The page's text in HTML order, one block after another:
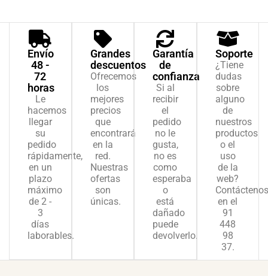
Envío
48 -
72
horas
Le
hacemos
llegar
su
pedido
rápidamente,
en un
plazo
máximo
de 2 -
3
días
laborables.
Grandes
descuentos
Ofrecemos
los
mejores
precios
que
encontrará
en la
red.
Nuestras
ofertas
son
únicas.
Garantía
de
confianza
Si al
recibir
el
pedido
no le
gusta,
no es
como
esperaba
o
está
dañado
puede
devolverlo.
Soporte
¿Tiene
dudas
sobre
alguno
de
nuestros
productos
o el
uso
de la
web?
Contáctenos
en el
91
448
98
37.